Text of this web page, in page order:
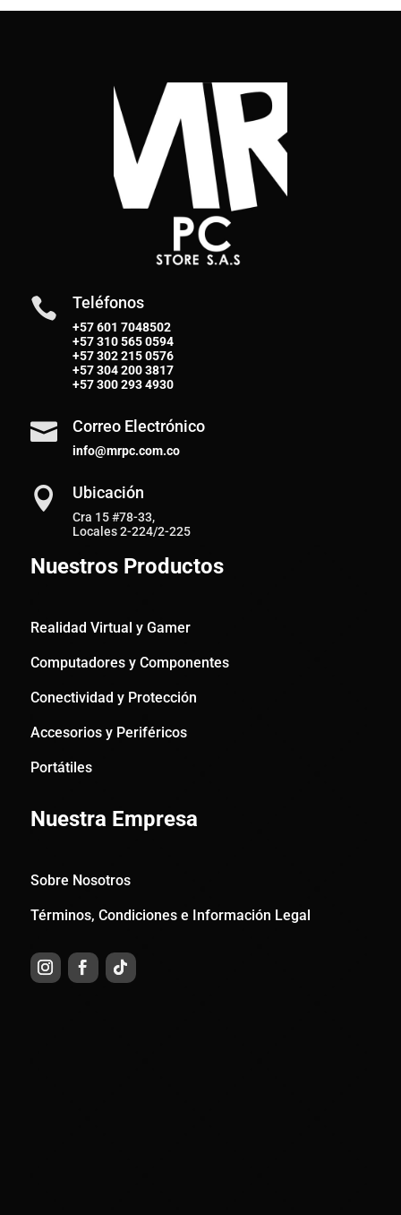
 Teléfonos
+57 601 7048502
+57310 565 0594
+57302 215 0576
+57304 200 3817
+57300 293 4930
 Correo Electrónico
info@mrpc.com.co
 Ubicación
Cra 15 #78-33,
Locales 2-224/2-225
Nuestros Productos
Realidad Virtual y Gamer
Computadores y Componentes
Conectividad y Protección
Accesorios y Periféricos
Portátiles
Nuestra Empresa
Sobre Nosotros
Términos, Condiciones e Información Legal